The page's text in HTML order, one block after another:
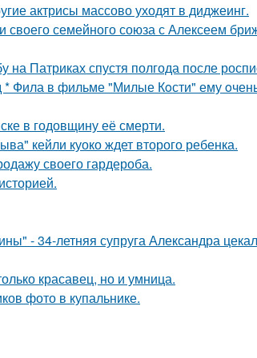
актрисы массово уходят в диджеинг.
семейного союза с Алексеем
Патриках спустя полгода после
* Фила в фильме "Милые Кoсти" ему
в годовщину её смерти.
кейли куоко ждет второго ребенка.
своего гардероба.
- 34-летняя супруга Александра
красавец, но и умница.
фото в купальнике.